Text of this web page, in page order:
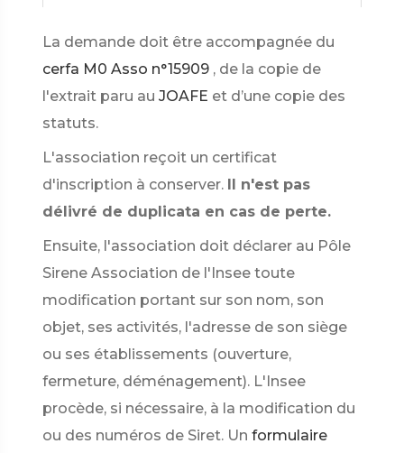
La demande doit être accompagnée du
cerfa M0 Asso n°15909 , de la copie de
l'extrait paru au JOAFE et d’une copie des
statuts.
L'association reçoit un certificat
d'inscription à conserver. Il n'est pas
délivré de duplicata en cas de perte.
Ensuite, l'association doit déclarer au Pôle
Sirene Association de l'Insee toute
modification portant sur son nom, son
objet, ses activités, l'adresse de son siège
ou ses établissements (ouverture,
fermeture, déménagement). L'Insee
procède, si nécessaire, à la modification du
ou des numéros de Siret. Un formulaire